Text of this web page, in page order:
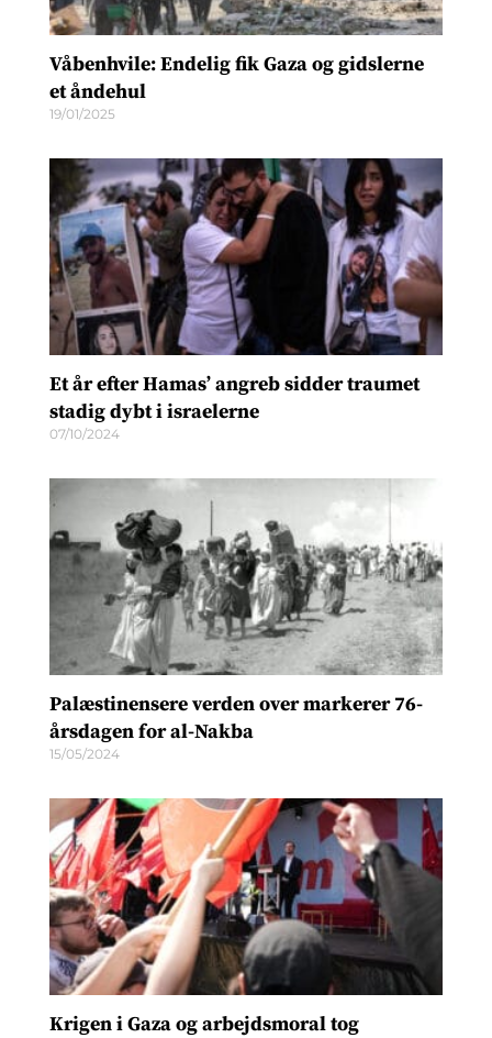
Våbenhvile: Endelig fik Gaza og gidslerne
et åndehul
19/01/2025
Et år efter Hamas’ angreb sidder traumet
stadig dybt i israelerne
07/10/2024
Palæstinensere verden over markerer 76-
årsdagen for al-Nakba
15/05/2024
Krigen i Gaza og arbejdsmoral tog